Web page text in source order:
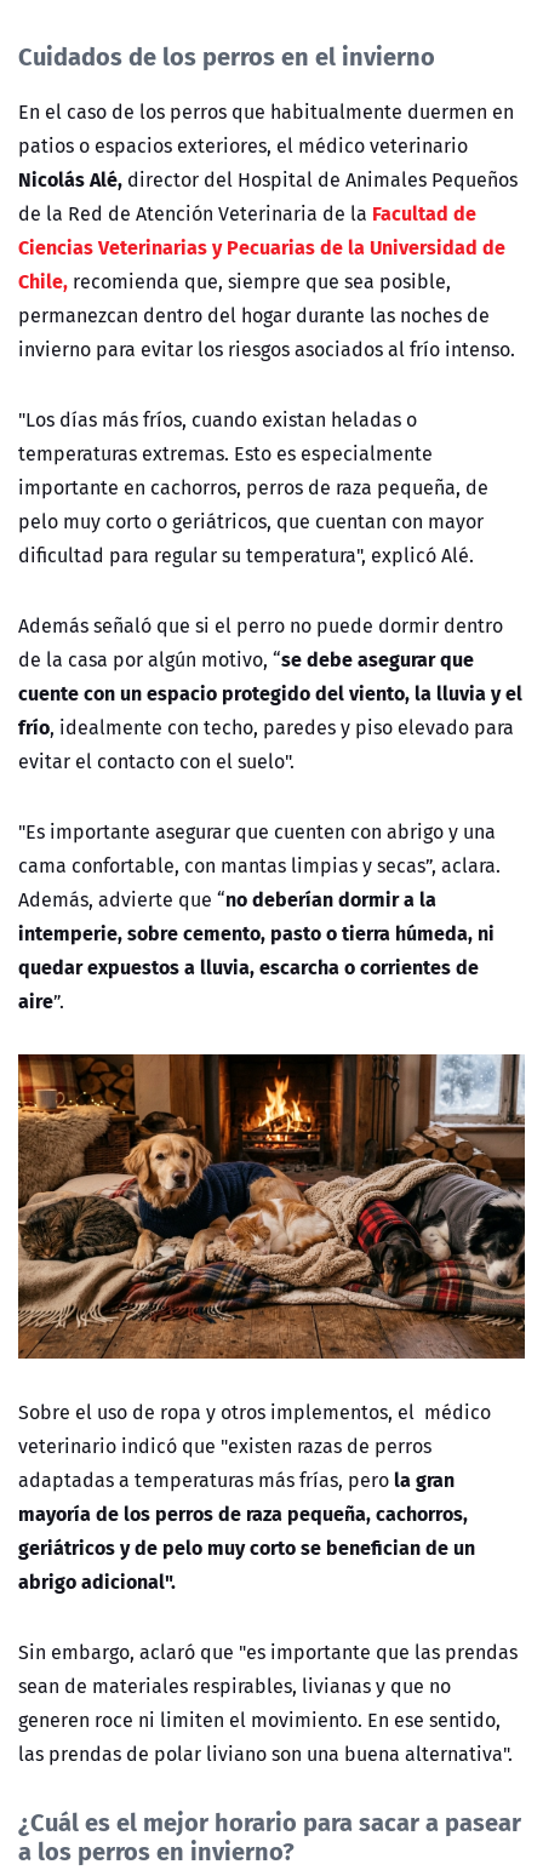
Cuidados de los perros en el invierno
En el caso de los perros que habitualmente duermen en
patios o espacios exteriores, el médico veterinario
Nicolás Alé, director del Hospital de Animales Pequeños
de la Red de Atención Veterinaria de la Facultad de
Ciencias Veterinarias y Pecuarias de la Universidad de
Chile, recomienda que, siempre que sea posible,
permanezcan dentro del hogar durante las noches de
invierno para evitar los riesgos asociados al frío intenso.
"Los días más fríos, cuando existan heladas o
temperaturas extremas. Esto es especialmente
importante en cachorros, perros de raza pequeña, de
pelo muy corto o geriátricos, que cuentan con mayor
dificultad para regular su temperatura", explicó Alé.
Además señaló que si el perro no puede dormir dentro
de la casa por algún motivo, “se debe asegurar que
cuente con un espacio protegido del viento, la lluvia y el
frío, idealmente con techo, paredes y piso elevado para
evitar el contacto con el suelo".
"Es importante asegurar que cuenten con abrigo y una
cama confortable, con mantas limpias y secas”, aclara.
Además, advierte que “no deberían dormir a la
intemperie, sobre cemento, pasto o tierra húmeda, ni
quedar expuestos a lluvia, escarcha o corrientes de
aire”.
Sobre el uso de ropa y otros implementos, el médico
veterinario indicó que "existen razas de perros
adaptadas a temperaturas más frías, pero la gran
mayoría de los perros de raza pequeña, cachorros,
geriátricos y de pelo muy corto se benefician de un
abrigo adicional".
Sin embargo, aclaró que "es importante que las prendas
sean de materiales respirables, livianas y que no
generen roce ni limiten el movimiento. En ese sentido,
las prendas de polar liviano son una buena alternativa".
¿Cuál es el mejor horario para sacar a pasear
a los perros en invierno?